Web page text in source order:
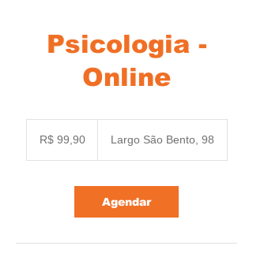
Psicologia -
Online
brasileiros
R$ 99,90 Largo São Bento, 98
Agendar